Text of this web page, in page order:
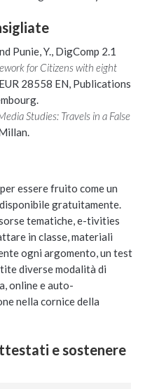
Punie, Y., DigComp 2.1
for Citizens with eight
28558 EN, Publications
Studies: Travels in a False
essere fruito come un
gratuitamente.
tematiche, e-tivities
in classe, materiali
ogni argomento, un test
diverse modalità di
online e auto-
nella cornice della
e sostenere